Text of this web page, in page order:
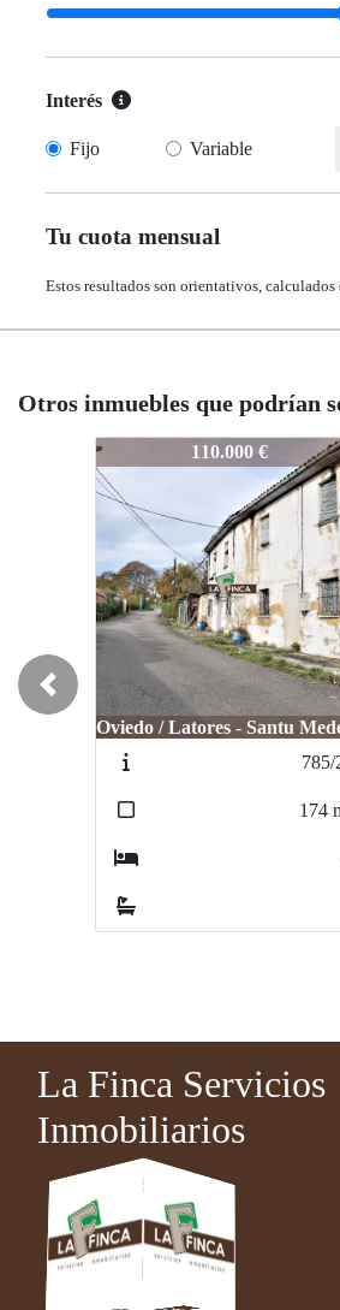
Interés
Fijo Variable
Tu cuota mensual
Estos resultados son orientativos,
Otros inmuebles que podrían
404-25
280.000 €
Ribadesella Concejo /
COLLERA
813/
324
Previous
La Finca Servicios
Inmobiliarios